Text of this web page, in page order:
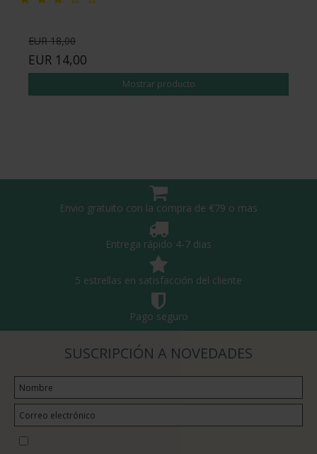
EUR 18,00
EUR 14,00
Mostrar producto
Envio gratuito con la compra de €79 o mas
Entrega rápido 4-7 dias
5 estrellas en satisfacción del cliente
Pago seguro
SUSCRIPCIÓN A NOVEDADES